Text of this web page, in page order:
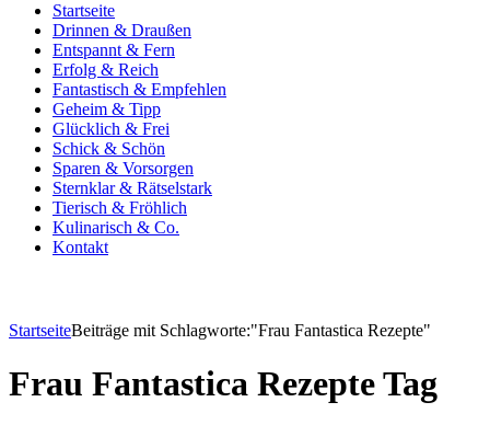
Startseite
Drinnen & Draußen
Entspannt & Fern
Erfolg & Reich
Fantastisch & Empfehlen
Geheim & Tipp
Glücklich & Frei
Schick & Schön
Sparen & Vorsorgen
Sternklar & Rätselstark
Tierisch & Fröhlich
Kulinarisch & Co.
Kontakt
StartseiteBeiträge mit Schlagworte:"Frau Fantastica Rezepte"
Frau Fantastica Rezepte Tag